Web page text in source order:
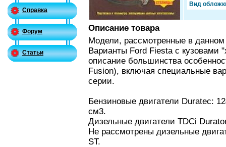
Справка
Форум
Статьи
Вид
Описание товара
Модели, рассмотренные в данном
Варианты Ford Fiesta с кузовами
описание большинства
Fusion), включая специальные
серии.
Бензиновые двигатели Duratec:
см3.
Дизельные двигатели TDCi
Не рассмотрены дизельные
ST.